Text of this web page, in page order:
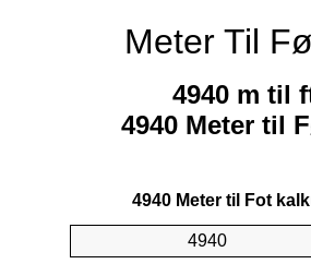
Meter Til
4940 m til
4940 Meter til
4940 Meter til Fot